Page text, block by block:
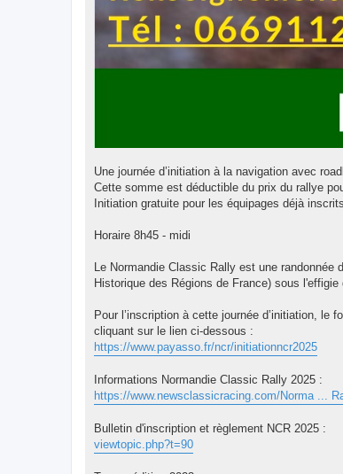
Une journée d’initiation à la navigation avec
Cette somme est déductible du prix du rallye
Initiation gratuite pour les équipages déjà
Horaire 8h45 - midi
Le Normandie Classic Rally est une
Historique des Régions de France) sous
Pour l’inscription à cette journée d’initiation,
cliquant sur le lien ci-dessous :
https://www.payasso.fr/ncr/initiationncr2025
Informations Normandie Classic Rally 2025 :
https://www.newsclassicracing.com/Norma ...
Bulletin d'inscription et règlement NCR 2025 :
viewtopic.php?t=90